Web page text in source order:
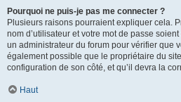
Pourquoi ne puis-je pas me connecter ?
Plusieurs raisons pourraient expliquer cela.
nom d’utilisateur et votre mot de passe
un administrateur du forum pour vérifier que
également possible que le propriétaire du
configuration de son côté, et qu’il devra la
Haut